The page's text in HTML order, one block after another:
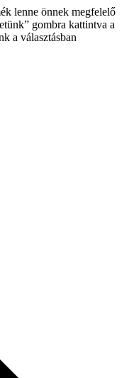
lenne önnek megfelelő
gombra kattintva a
a választásban